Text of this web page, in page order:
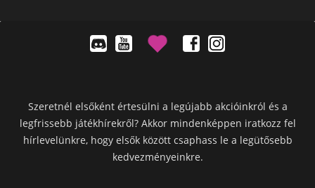
Szeretnél elsőként értesülni a legújabb akcióinkról és a
legfrissebb játékhírekről? Akkor mindenképpen iratkozz fel
hírlevelünkre, hogy elsők között csaphass le a legütősebb
kedvezményeinkre.